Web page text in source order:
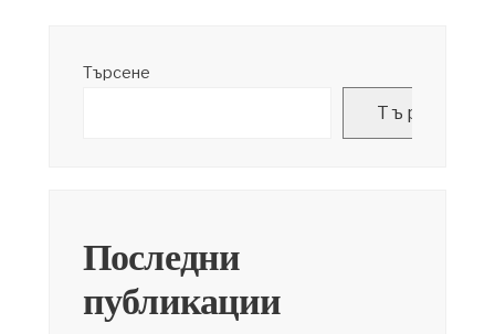
Търсене
Търсене
Последни
публикации